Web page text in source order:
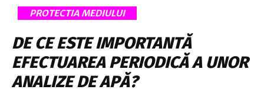
PROTECTIA MEDIULUI
DE CE ESTE IMPORTANTĂ
EFECTUAREA PERIODICĂ A UNOR
ANALIZE DE APĂ?